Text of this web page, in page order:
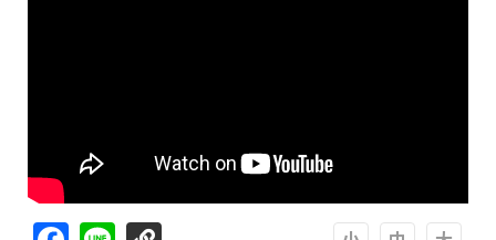
Facebook
Line